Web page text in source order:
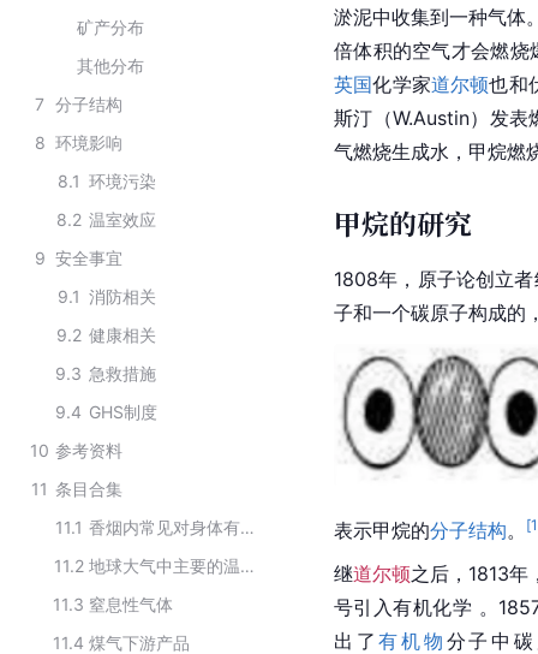
矿产分布
其他分布
7 分子结构
8 环境影响
8.1 环境污染
8.2 温室效应
9 安全事宜
9.1 消防相关
9.2 健康相关
9.3 急救措施
9.4 GHS制度
10 参考资料
11 条目合集
11.1
香烟内常见对身体有毒物质
11.2
地球大气中主要的温室气体
11.3 窒息性气体
11.4 煤气下游产品
淤泥中收集到一种气体
倍体积的空气才会燃烧
英国化学家道尔顿也和
斯汀（W.Austin）发表
气燃烧生成水，甲烷燃
甲烷的研究
1808年，原子论创立者
子和一个碳原子构成的
表示甲烷的分子结构。 [
继道尔顿之后，1813年
号引入有机化学 。
出了有机物 分子中